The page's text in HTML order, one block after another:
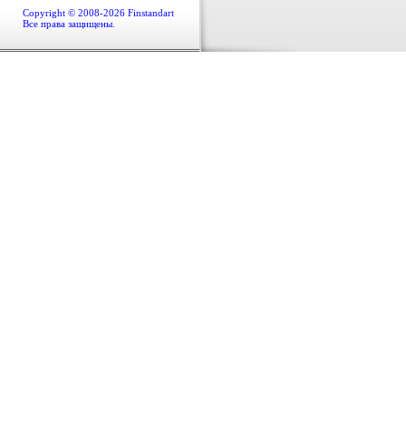
Copyright © 2008-2026 Finstandart
Все права защищены.